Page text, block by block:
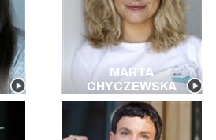
MARTA
CHYCZEWSKA